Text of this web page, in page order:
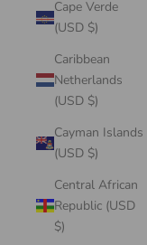
Cape Verde
(USD $)
Caribbean
Netherlands
(USD $)
Cayman Islands
(USD $)
Central African
Republic (USD
$)